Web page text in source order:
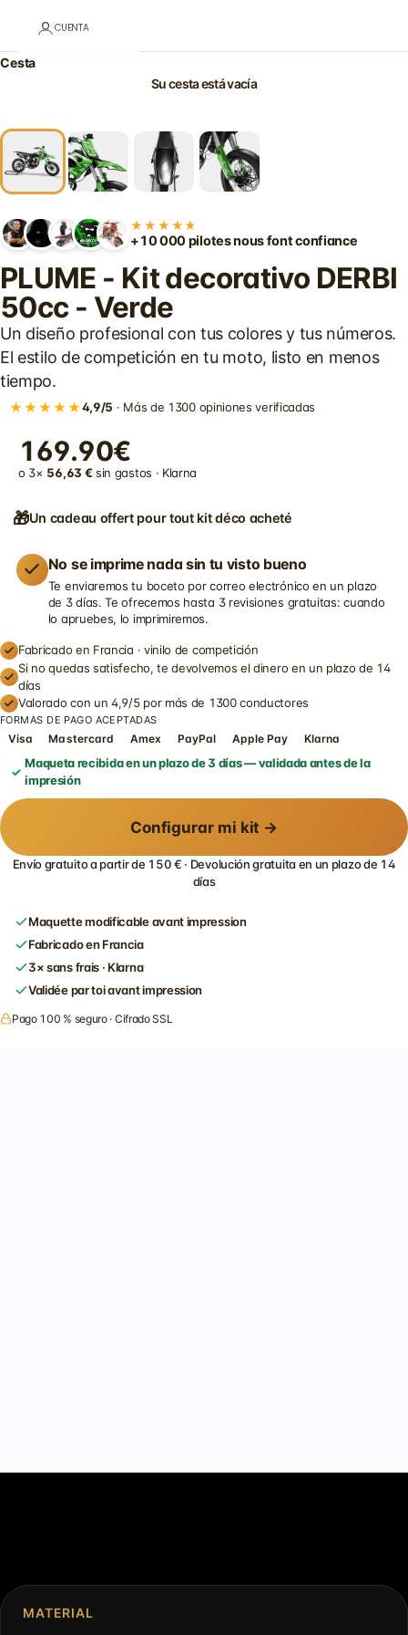
CUENTA
Cesta
Su cesta está vacía
★★★★★
+10 000 pilotes nous font confiance
PLUME - Kit decorativo DERBI
50cc - Verde
Un diseño profesional con tus colores y tus números.
El estilo de competición en tu moto, listo en menos
tiempo.
★★★★★4,9/5 · Más de 1300 opiniones verificadas
169.90€
o 3× 56,63 € sin gastos · Klarna
🎁Un cadeau offert pour tout kit déco acheté
No se imprime nada sin tu visto bueno
Te enviaremos tu boceto por correo electrónico en un plazo
de 3 días. Te ofrecemos hasta 3 revisiones gratuitas: cuando
lo apruebes, lo imprimiremos.
Fabricado en Francia · vinilo de competición
Si no quedas satisfecho, te devolvemos el dinero en un plazo de 14
días
Valorado con un 4,9/5 por más de 1300 conductores
FORMAS DE PAGO ACEPTADAS
Visa Mastercard Amex PayPal Apple Pay Klarna
Maqueta recibida en un plazo de 3 días — validada antes de la
impresión
Configurar mi kit →
Envío gratuito a partir de 150 € · Devolución gratuita en un plazo de 14
días
Maquette modificable avant impression
Fabricado en Francia
3× sans frais · Klarna
Validée par toi avant impression
Pago 100 % seguro · Cifrado SSL
MATERIAL